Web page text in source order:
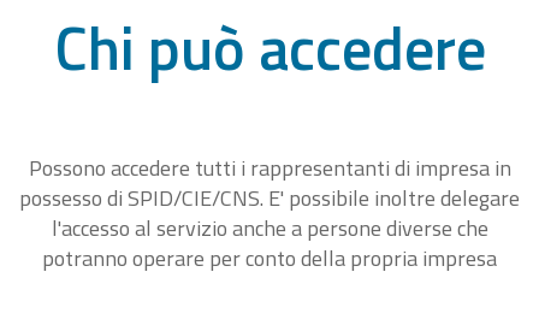
Chi può accedere
Possono accedere tutti i rappresentanti di impresa in
possesso di SPID/CIE/CNS. E' possibile inoltre delegare
l'accesso al servizio anche a persone diverse che
potranno operare per conto della propria impresa